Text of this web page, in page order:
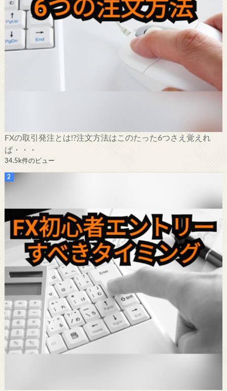
FXの取引発注とは!?注文方法はこのたった6つさえ覚えれ
ば・・・
34.5k件のビュー